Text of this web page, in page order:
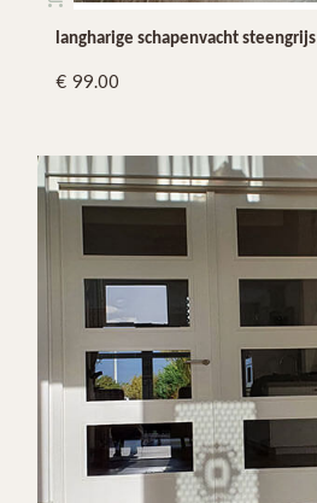
langharige schapenvacht steengrijs
99.00